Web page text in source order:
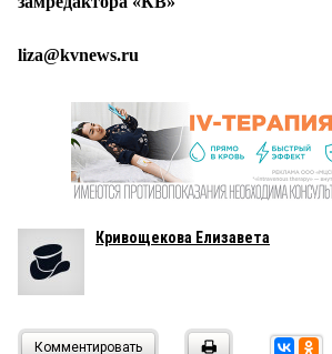
liza@kvnews.ru
Кривощекова Елизавета
Комментировать